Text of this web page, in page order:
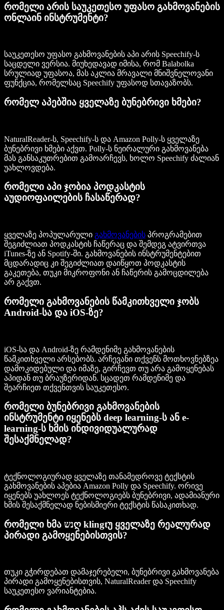
რომელი არის საუკეთესო უფასო გახმოვანების
ონლაინ ინსტრუმენტი?
საუკეთესო უფასო გახმოვანების აპი არის Speechify-ს
საცდელი ვერსია. მიუხედავად იმისა, რომ Balabolka
სრულიად უფასოა, მას აკლია მრავალი მნიშვნელოვანი
ფუნქცია, რომელსაც Speechify უფასოდ სთავაზობს.
რომელ აპებშია ყველაზე ბუნებრივი ხმები?
NaturalReader-ს, Speechify-ს და Amazon Polly-ს ყველაზე
ბუნებრივი ხმები აქვთ. Polly-ს ნეირალური გახმოვანება
მას განსაკუთრებით გამოარჩევს, ხოლო Speechify ძალიან
უახლოვდება.
რომელი აპი ჯობია პოდკასტის
აუდიოფაილების ჩასაწერად?
ყველაზე პოპულარული გახმოვანების პროგრამებით
შეგიძლიათ პოდკასტის ჩაწერაც და შემდეგ ატვირთვა
iTunes-ზე ან Spotify-ში. გახმოვანების ინსტრუმენტებით
მცდარადიც კი შეგიძლიათ დაიწყოთ პოდკასტის
გაკეთება, თუკი მიკროფონი ან ჩაწერის გამოცდილება
არ გაქვთ.
რომელი გახმოვანების წამკითხველი ჯობს
Android-სა და iOS-ზე?
iOS-სა და Android-ზე რამდენიმე გახმოვანების
წამკითხველი არსებობს. არჩევანი თქვენს მოთხოვნებზეა
დამოკიდებული და იმაზე, გირჩევთ თუ არა გამოყენებას
აპიდან თუ ბრაუზერიდან. სცადეთ რამდენიმე და
შეარჩიეთ თქვენთვის საუკეთესო.
რომელი ბუნებრივი გახმოვანების
ინსტრუმენტი იყენებს deep learning-ს ან e-
learning-ს ხმის ინდივიდუალურად
შესაქმნელად?
ტექნოლოგიურად ყველაზე თანამედროვე ტექსტის
გახმოვანების აპებია Amazon Polly და Speechify. ორივე
იყენებს უახლოეს ტექნოლოგიებს ბუნებრივი, ადამიანური
ხმის შესაქმნელად ნებისმიერი ტექსტის წასაკითხად.
რომელი ხმა נשღ klingtუ ყველაზე რეალურად
პირადი გამოყენებისთვის?
თუკი გჭირდებათ დამაჯერებელი, ბუნებრივი გახმოვანება
პირადი გამოყენებისთვის, NaturalReader და Speechify
საუკეთესო ვარიანტებია.